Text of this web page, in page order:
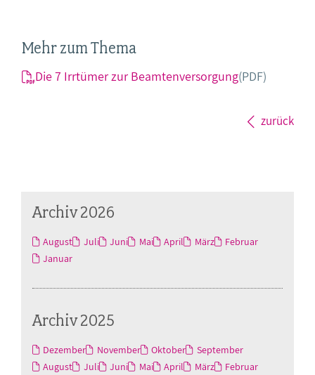
Mehr zum Thema
Die 7 Irrtümer zur Beamtenversorgung(PDF)
zurück
Archiv 2026
August Juli Juni Mai April März
Februar
Januar
Archiv 2025
Dezember November Oktober
September
August
Juli Juni Mai April März
Februar